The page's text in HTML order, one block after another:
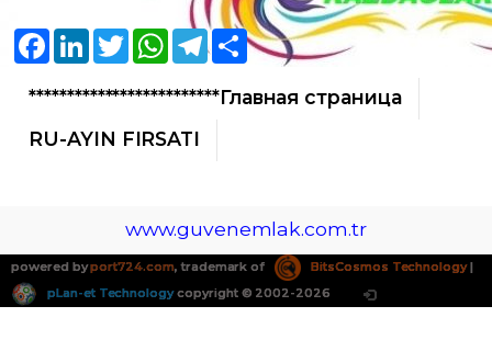
*************************Главная страница
RU-AYIN FIRSATI
FacebookLinkedInTwitter WhatsAppTelegramShare
www.guvenemlak.com.tr
powered byport724.com, trademark of BitsCosmos Technology|
pLan-et Technologycopyright © 2002-2026